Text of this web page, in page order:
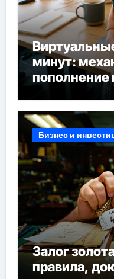
минут:
пополнение
без
Бизнес и
Залог
правила,